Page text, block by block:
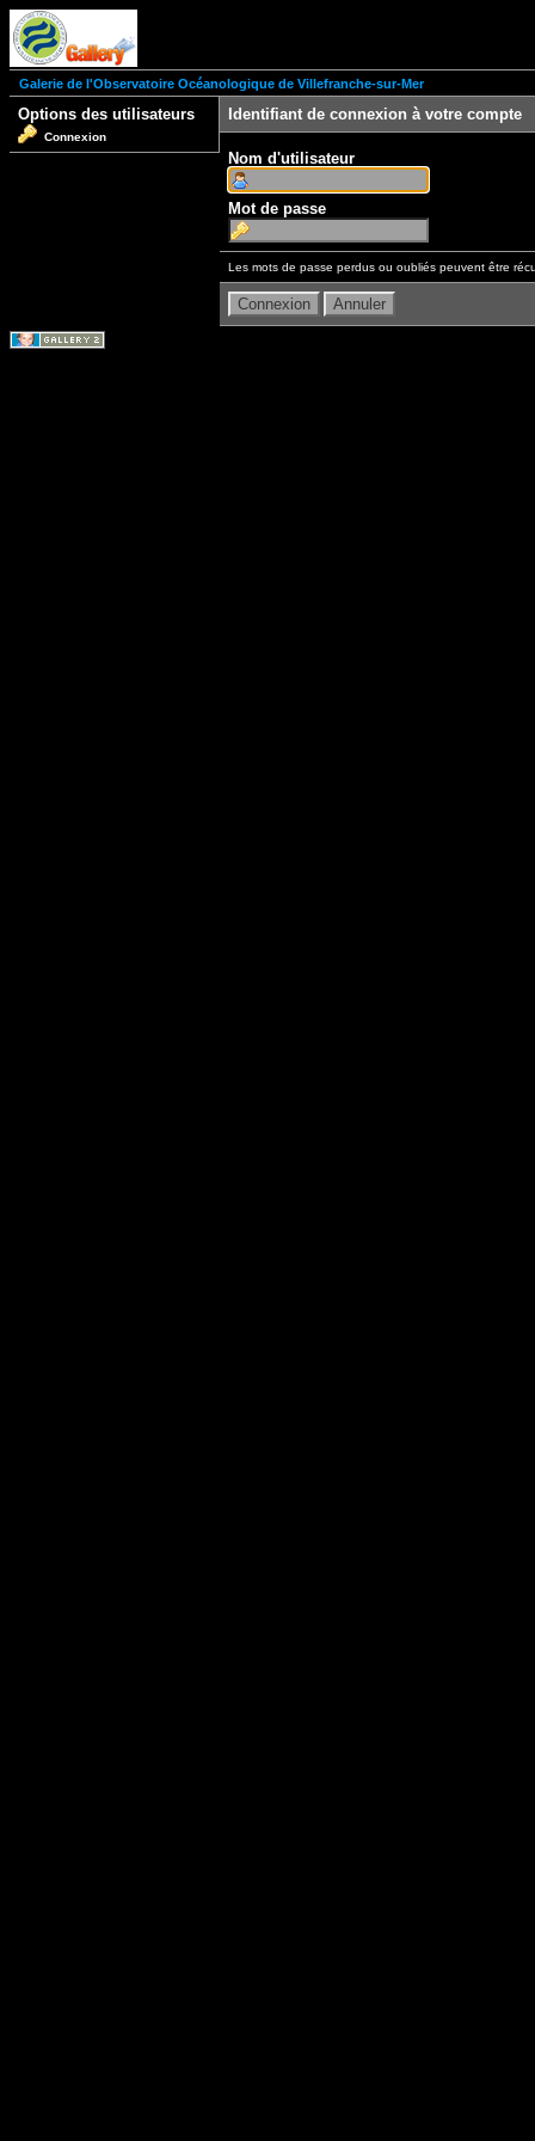
Galerie de l'Observatoire Océanologique de Villefranche-sur-Mer
Options des utilisateurs
Connexion
Identifiant de connexion à votre compte
Nom d'utilisateur
Mot de passe
Les mots de passe perdus ou oubliés peuvent être